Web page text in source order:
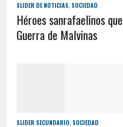
SLIDER DE NOTICIAS SOCIEDAD
Héroes sanrafaelinos
Guerra de Malvinas
SLIDER SECUNDARIO SOCIEDAD